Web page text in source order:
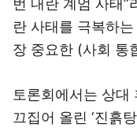
번 내란 계엄 사태”
란 사태를 극복하
장 중요한 (사회 통
토론회에서는 상대
끄집어 올린 ‘진흙